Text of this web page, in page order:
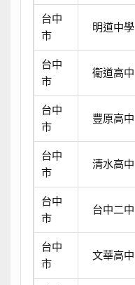
台中
市
明道中學
台中
市
衛道高中
台中
市
豐原高中
台中
市
清水高中
台中
市
台中二中
台中
市
文華高中